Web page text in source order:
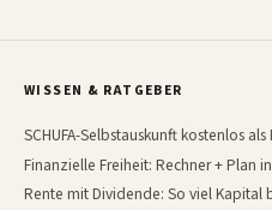
WISSEN & RATGEBER
SCHUFA-Selbstauskunft kostenlos
Finanzielle Freiheit: Rechner + Plan
Rente mit Dividende: So viel Kapital